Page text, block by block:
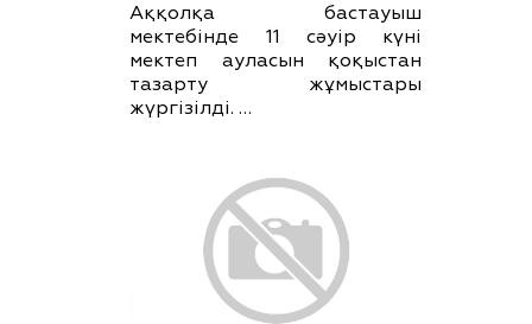
Аққолқа бастауыш
мектебінде 11 сәуір күні
мектеп ауласын қоқыстан
тазарту жұмыстары
жүргізілді. …